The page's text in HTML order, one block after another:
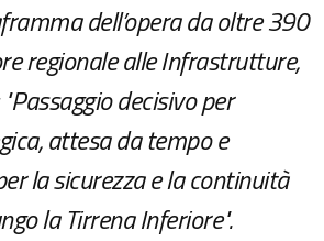
dell’opera da oltre 390
regionale alle Infrastrutture,
decisivo per
attesa da tempo e
la sicurezza e la continuità
la Tirrena Inferiore".